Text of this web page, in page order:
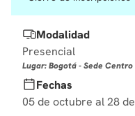
Modalidad
Presencial
Lugar: Bogotá - Sede
Fechas
05 de octubre al 28